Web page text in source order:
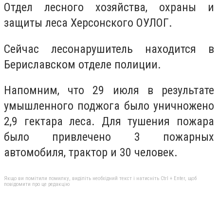
Отдел лесного хозяйства, охраны и
защиты леса Херсонского ОУЛОГ.
Сейчас лесонарушитель находится в
Бериславском отделе полиции.
Напомним, что 29 июля в результате
умышленного поджога было уничножено
2,9 гектара леса. Для тушения пожара
было привлечено 3 пожарных
автомобиля, трактор и 30 человек.
Якщо ви помітили помилку, виділіть необхідний текст і натисніть Ctrl + Enter, щоб
повідомити про це редакцію